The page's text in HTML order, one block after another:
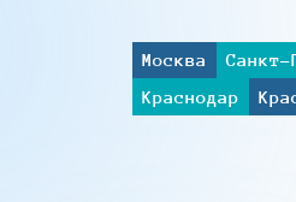
Москва Санкт-
Краснодар